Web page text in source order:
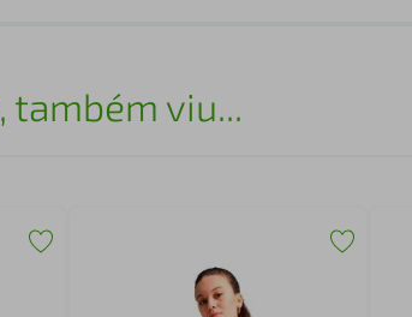
também viu...